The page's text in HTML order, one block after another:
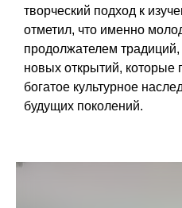
творческий подход к
отметил, что именно
продолжателем
новых открытий, которые
богатое культурное
будущих поколений.